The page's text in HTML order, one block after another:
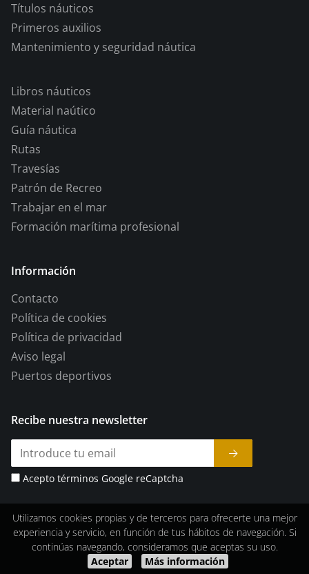
Títulos náuticos
Primeros auxilios
Mantenimiento y seguridad náutica
Libros náuticos
Material naútico
Guía náutica
Rutas
Travesías
Patrón de Recreo
Trabajar en el mar
Formación marítima profesional
Información
Contacto
Política de cookies
Política de privacidad
Aviso legal
Puertos deportivos
Recibe nuestra newsletter
Acepto términos Google reCaptcha
Utilizamos cookies propias y de terceros para ofrecerte una mejor
experiencia y servicio, en función de tus hábitos de navegación. Si
continúas navegando, consideramos que aceptas su uso.
Aceptar
Más información